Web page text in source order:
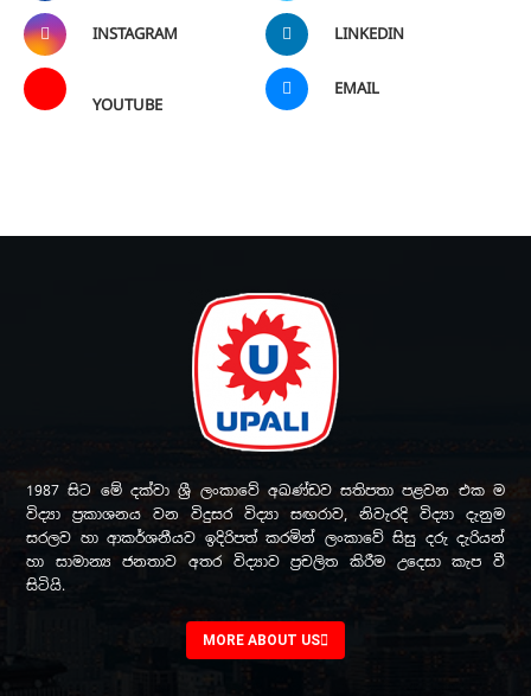
INSTAGRAM LINKEDIN
YOUTUBE
EMAIL
1987 සිට මේ දක්වා ශ්‍රී ලංකාවේ අඛණ්ඩව සතිපතා පළවන එක ම
විද්‍යා ප්‍රකාශනය වන විදුසර විද්‍යා සඟරාව, නිවැරදි විද්‍යා දැනුම
සරලව හා ආකර්ශනීයව ඉදිරිපත් කරමින් ලංකාවේ සිසු දරු දැරියන්
හා සාමාන්‍ය ජනතාව අතර විද්‍යාව ප්‍රචලිත කිරීම උදෙසා කැප වී
සිටියි.
MORE ABOUT US